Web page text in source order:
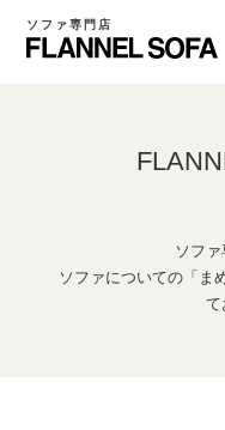
ソファ専門店
ソフ
ソファについての「ま
て